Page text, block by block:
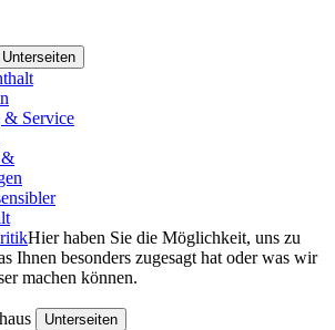
Unterseiten
& Service
Hier haben Sie die Möglichkeit, uns zu
Ihnen besonders zugesagt hat oder was wir
machen können.
Unterseiten